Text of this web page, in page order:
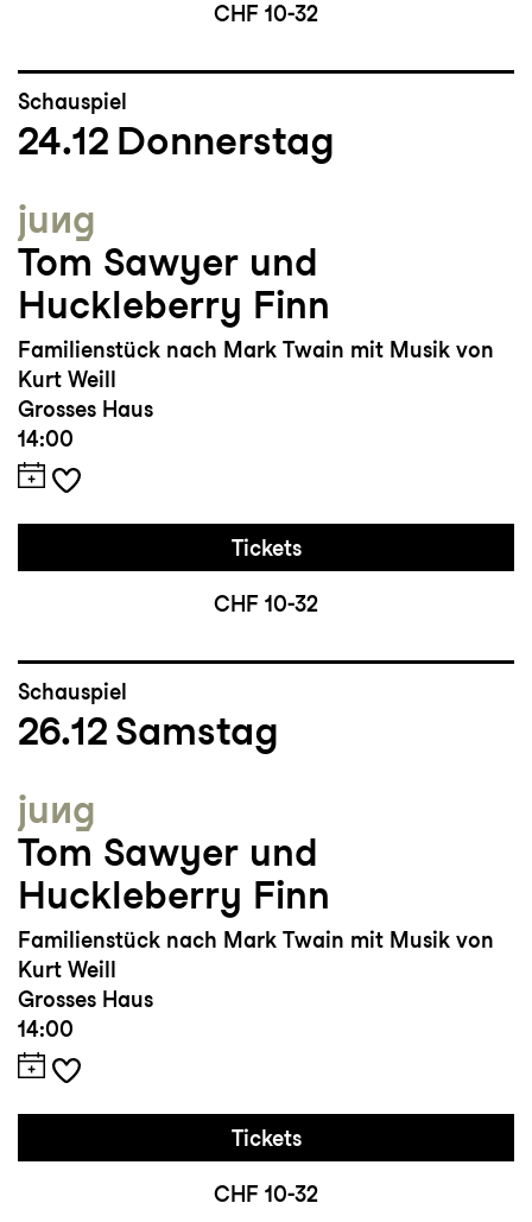
CHF 10-32
Schauspiel
24.12 Donnerstag
jung
Tom Sawyer und
Huckleberry Finn
Familienstück nach Mark Twain mit Musik von
Kurt Weill
Grosses Haus
14:00
Tickets
CHF 10-32
Schauspiel
26.12 Samstag
jung
Tom Sawyer und
Huckleberry Finn
Familienstück nach Mark Twain mit Musik von
Kurt Weill
Grosses Haus
14:00
Tickets
CHF 10-32